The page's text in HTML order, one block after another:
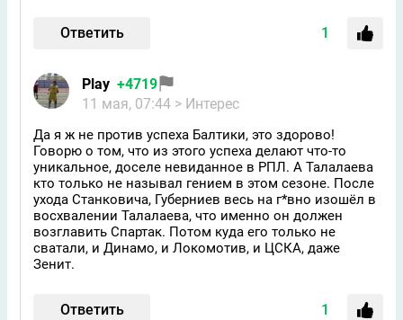
Ответить 1
Play +4719
11 мая, 07:44 > Интерес
Да я ж не против успеха Балтики, это здорово!
Говорю о том, что из этого успеха делают что-то
уникальное, доселе невиданное в РПЛ. А Талалаева
кто только не называл гением в этом сезоне. После
ухода Станковича, Губерниев весь на г*вно изошёл в
восхвалении Талалаева, что именно он должен
возглавить Спартак. Потом куда его только не
сватали, и Динамо, и Локомотив, и ЦСКА, даже
Зенит.
Ответить 1